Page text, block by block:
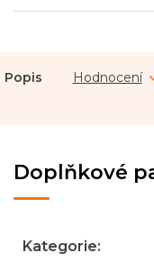
Popis Hodnocení
Doplňkové
Kategorie: